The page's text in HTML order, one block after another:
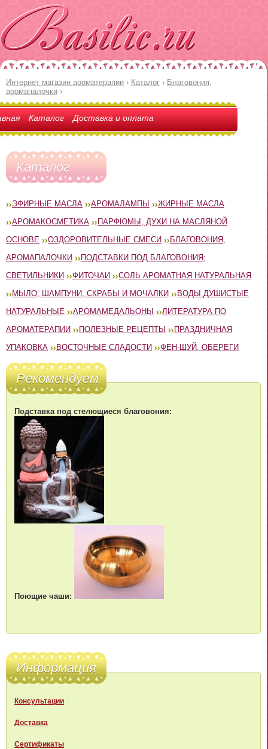
Интернет магазин ароматерапии › Каталог › Благовония,
аромапалочки ›
Каталог Доставка и оплата
Каталог
ЭФИРНЫЕ МАСЛА АРОМАЛАМПЫ
ЖИРНЫЕ МАСЛА
АРОМАКОСМЕТИКА
ПАРФЮМЫ, ДУХИ НА МАСЛЯНОЙ
ОСНОВЕ
ОЗДОРОВИТЕЛЬНЫЕ СМЕСИ
БЛАГОВОНИЯ,
АРОМАПАЛОЧКИ
ПОДСТАВКИ ПОД БЛАГОВОНИЯ;
СВЕТИЛЬНИКИ
ФИТОЧАИ
СОЛЬ АРОМАТНАЯ НАТУРАЛЬНАЯ
МЫЛО, ШАМПУНИ, СКРАБЫ И МОЧАЛКИ
ВОДЫ ДУШИСТЫЕ
НАТУРАЛЬНЫЕ
АРОМАМЕДАЛЬОНЫ
ЛИТЕРАТУРА ПО
АРОМАТЕРАПИИ
ПОЛЕЗНЫЕ РЕЦЕПТЫ
ПРАЗДНИЧНАЯ
УПАКОВКА
ВОСТОЧНЫЕ СЛАДОСТИ ФЕН-ШУЙ, ОБЕРЕГИ
Рекомендуем
Подставка под стелющиеся благовония:
Поющие чаши:
Информация
Консультации
Доставка
Сертификаты